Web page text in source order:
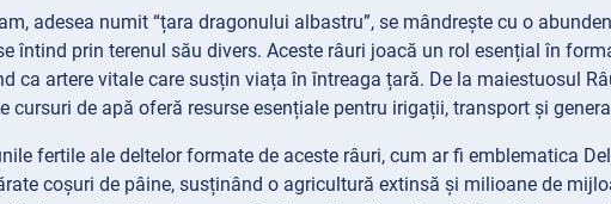
adesea numit “țara dragonului albastru”, se mândrește cu o
întind prin terenul său divers. Aceste râuri joacă un rol esențial în
ca artere vitale care susțin viața în întreaga țară. De la maiestuosul
cursuri de apă oferă resurse esențiale pentru irigații, transport și
fertile ale deltelor formate de aceste râuri, cum ar fi emblematica
coșuri de pâine, susținând o agricultură extinsă și milioane de